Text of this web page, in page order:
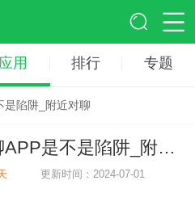
应用 排行 专题
是陷阱_附近对聊
附近对聊APP是不是陷阱_附近对聊
更新时间：2024-07-01